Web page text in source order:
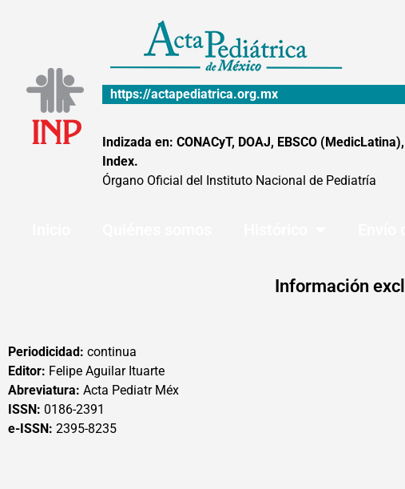
https://actapediatrica.org.mx
Indizada en: CONACyT, DOAJ, EBSCO
Index.
Órgano Oficial del Instituto Nacional de Pediatría
Información
Periodicidad: continua
Editor: Felipe Aguilar Ituarte
Abreviatura: Acta Pediatr Méx
ISSN: 0186-2391
e-ISSN: 2395-8235